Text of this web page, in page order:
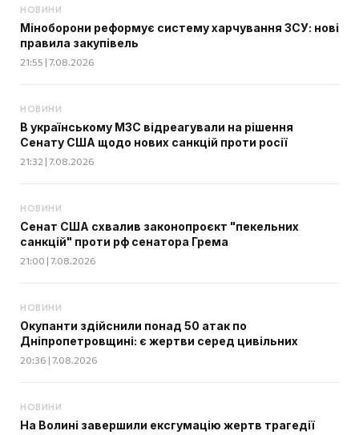
НОВИНИ
Міноборони реформує систему харчування ЗСУ: нові
правила закупівель
21:55 | 7.08.2026
НОВИНИ
В українському МЗС відреагували на рішення
Сенату США щодо нових санкцій проти росії
21:32 | 7.08.2026
НОВИНИ
Сенат США схвалив законопроєкт "пекельних
санкцій" проти рф сенатора Грема
21:00 | 7.08.2026
НОВИНИ
Окупанти здійснили понад 50 атак по
Дніпропетровщині: є жертви серед цивільних
20:36 | 7.08.2026
НОВИНИ
На Волині завершили ексгумацію жертв трагедії